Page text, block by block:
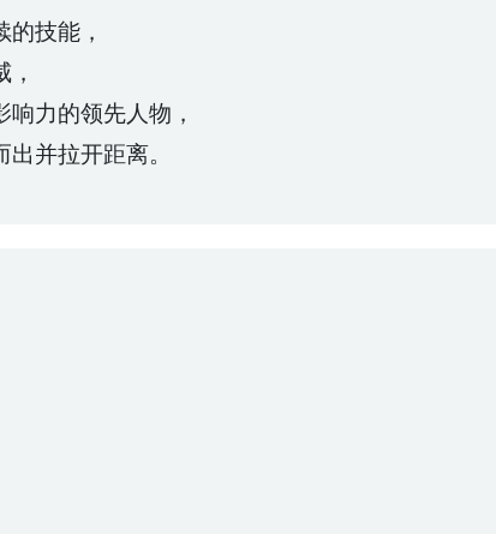
技能，
力的领先人物，
并拉开距离。